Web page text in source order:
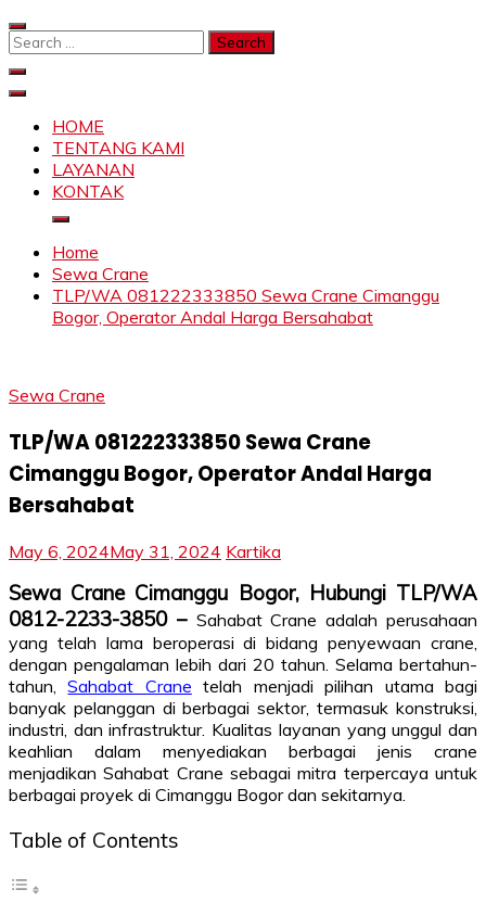
Skip
to
Search
SKYLIFTHOME
TENTANG KAMI
LAYANAN
KONTAK
Home
Sewa Crane
TLP/WA 081222333850 Sewa Crane Cimanggu
Bogor, Operator Andal Harga Bersahabat
Sewa Crane
TLP/WA 081222333850 Sewa Crane
Cimanggu Bogor, Operator Andal Harga
Bersahabat
May 6, 2024May 31, 2024 Kartika
Sewa Crane Cimanggu Bogor, Hubungi TLP/WA
0812-2233-3850 – Sahabat Crane adalah perusahaan
yang telah lama beroperasi di bidang penyewaan crane,
dengan pengalaman lebih dari 20 tahun. Selama bertahun-
tahun,Sahabat Crane telah menjadi pilihan utama bagi
banyak pelanggan di berbagai sektor, termasuk konstruksi,
industri, dan infrastruktur. Kualitas layanan yang unggul dan
keahlian dalam menyediakan berbagai jenis crane
menjadikan Sahabat Crane sebagai mitra terpercaya untuk
berbagai proyek di Cimanggu Bogor dan sekitarnya.
Table of Contents